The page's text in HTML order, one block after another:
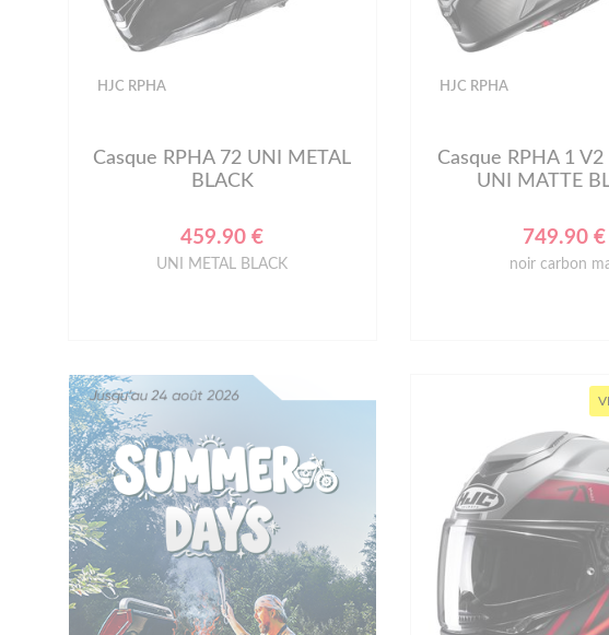
HJC RPHA
Casque RPHA 72 UNI METAL
BLACK
459.90 €
UNI METAL BLACK
HJC RPHA
Casque RPHA 1 V2
UNI MATTE
749.90 €
noir carbon